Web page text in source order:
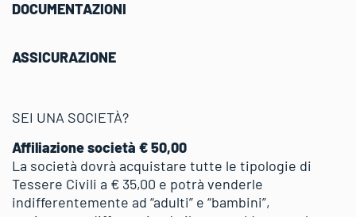
DOCUMENTAZIONI
ASSICURAZIONE
SEI UNA SOCIETÀ?
Affiliazione società € 50,00
La società dovrà acquistare tutte le tipologie di
Tessere Civili a € 35,00 e potrà venderle
indifferentemente ad “adulti” e “bambini”,